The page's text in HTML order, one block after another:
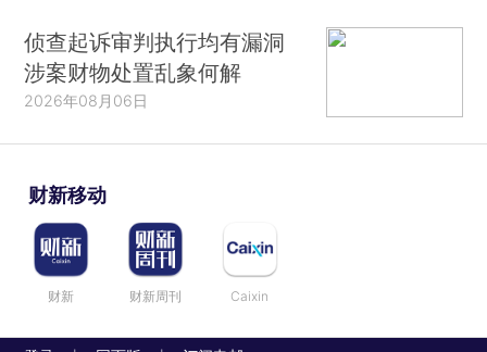
侦查起诉审判执行均有漏洞
涉案财物处置乱象何解
2026年08月06日
财新移动
财新 财新周刊 Caixin